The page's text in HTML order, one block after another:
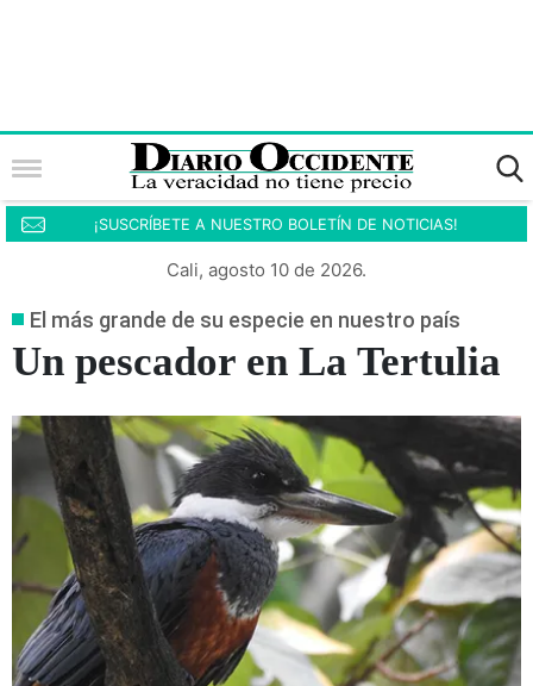
¡SUSCRÍBETE A NUESTRO BOLETÍN DE NOTICIAS!
Cali, agosto 10 de 2026.
El más grande de su especie en nuestro país
Un pescador en La Tertulia